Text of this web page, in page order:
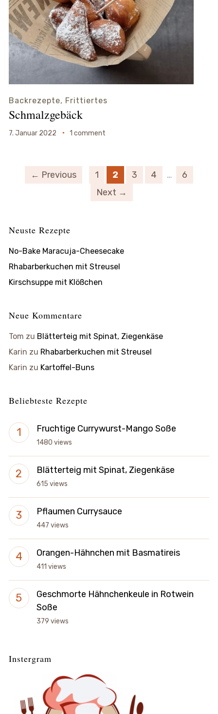
Backrezepte, Frittiertes
Schmalzgebäck
7. Januar 2022 1 comment
← Previous 1 2 3 4 …
6
Next →
Neuste Rezepte
No-Bake Maracuja-Cheesecake
Rhabarberkuchen mit Streusel
Kirschsuppe mit Klößchen
Neue Kommentare
Tom zu Blätterteig mit Spinat, Ziegenkäse
Karin zu Rhabarberkuchen mit Streusel
Karin zu Kartoffel-Buns
Beliebteste Rezepte
Fruchtige Currywurst-Mango Soße
1480 views
Blätterteig mit Spinat, Ziegenkäse
615 views
Pflaumen Currysauce
447 views
Orangen-Hähnchen mit Basmatireis
411 views
Geschmorte Hähnchenkeule in Rotwein
Soße
379 views
Instergram